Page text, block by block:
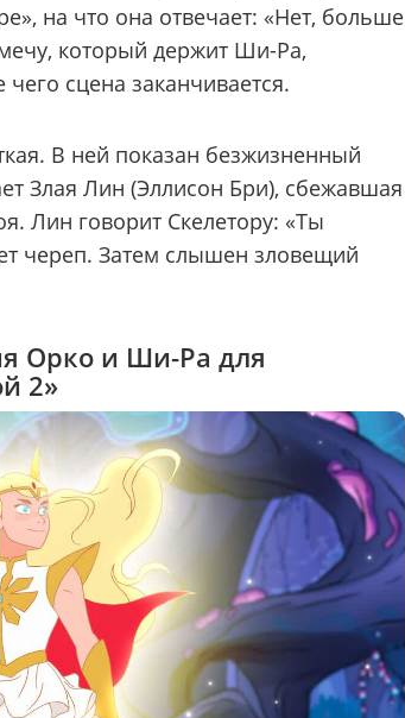
на что она отвечает: «Нет, больше
который держит Ши-Ра,
сцена заканчивается.
В ней показан безжизненный
Злая Лин (Эллисон Бри), сбежавшая
Лин говорит Скелетору: «Ты
череп. Затем слышен зловещий
Орко и Ши-Ра для
2»